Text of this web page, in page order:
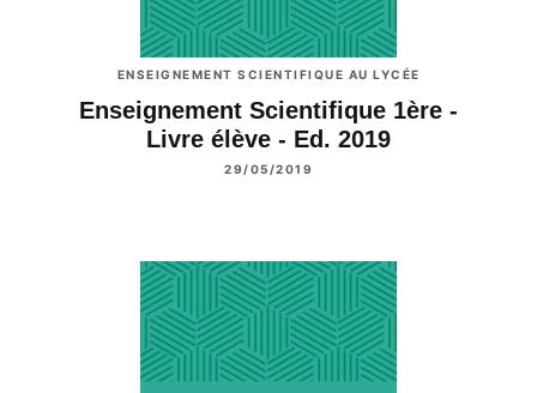
ENSEIGNEMENT SCIENTIFIQUE AU LYCÉE
Enseignement Scientifique 1ère -
Livre élève - Ed. 2019
29/05/2019